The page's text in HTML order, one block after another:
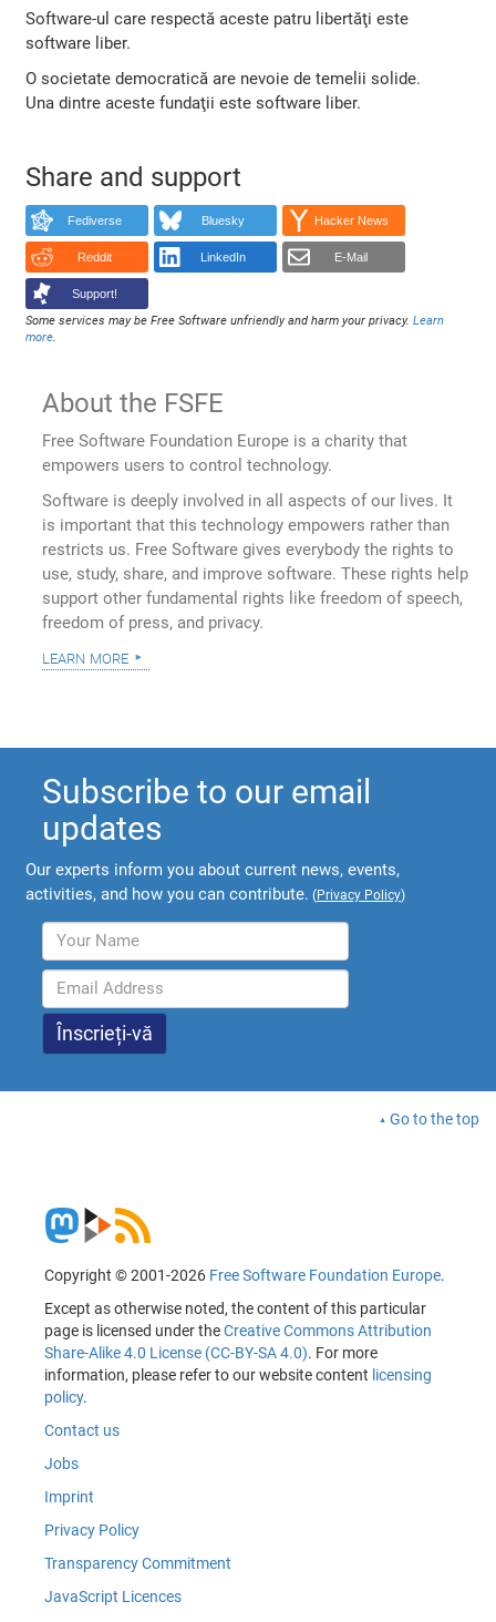
Software-ul care respectă aceste patru libertăţi este
software liber.
O societate democratică are nevoie de temelii solide.
Una dintre aceste fundaţii este software liber.
Share and support
Fediverse Bluesky Hacker News
Reddit LinkedIn E-Mail
Support!
Some services may be Free Software unfriendly and harm your privacy.Learn
more.
About the FSFE
Free Software Foundation Europe is a charity that
empowers users to control technology.
Software is deeply involved in all aspects of our lives. It
is important that this technology empowers rather than
restricts us. Free Software gives everybody the rights to
use, study, share, and improve software. These rights help
support other fundamental rights like freedom of speech,
freedom of press, and privacy.
learn more
Subscribe to our email
updates
Our experts inform you about current news, events,
activities, and how you can contribute. (Privacy Policy)
Go to the top
Copyright © 2001-2026 Free Software Foundation Europe.
Except as otherwise noted, the content of this particular
page is licensed under theCreative Commons Attribution
Share-Alike 4.0 License (CC-BY-SA 4.0). For more
information, please refer to our website content licensing
policy.
Contact us
Jobs
Imprint
Privacy Policy
Transparency Commitment
JavaScript Licences